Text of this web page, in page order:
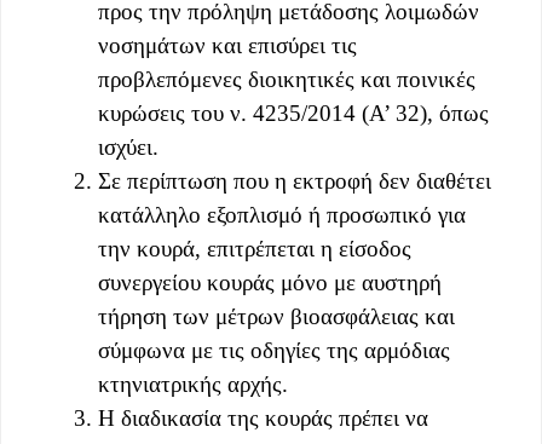
προς την πρόληψη μετάδοσης λοιμωδών
νοσημάτων και επισύρει τις
προβλεπόμενες διοικητικές και ποινικές
κυρώσεις του ν. 4235/2014 (Α’ 32), όπως
ισχύει.
Σε περίπτωση που η εκτροφή δεν διαθέτει
κατάλληλο εξοπλισμό ή προσωπικό για
την κουρά, επιτρέπεται η είσοδος
συνεργείου κουράς μόνο με αυστηρή
τήρηση των μέτρων βιοασφάλειας και
σύμφωνα με τις οδηγίες της αρμόδιας
κτηνιατρικής αρχής.
Η διαδικασία της κουράς πρέπει να